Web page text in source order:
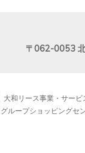
〒062-0053
大和リース事業・サービ
ループショッピングセ